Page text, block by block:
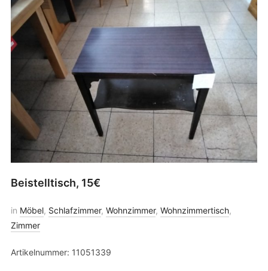
Beistelltisch, 15€
in Möbel, Schlafzimmer, Wohnzimmer, Wohnzimmertisch,
Zimmer
Artikelnummer: 11051339